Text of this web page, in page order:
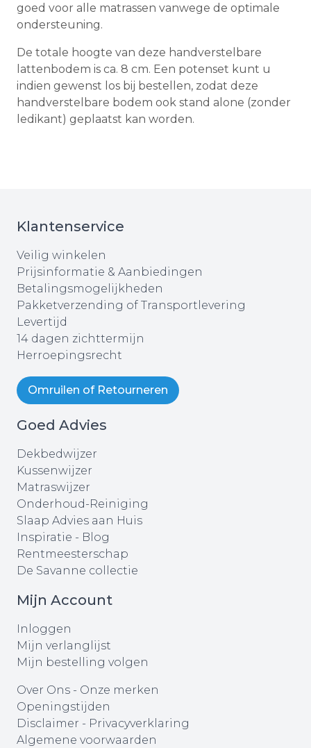
goed voor alle matrassen vanwege de optimale
ondersteuning.
De totale hoogte van deze handverstelbare
lattenbodem is ca. 8 cm. Een potenset kunt u
indien gewenst los bij bestellen, zodat deze
handverstelbare bodem ook stand alone (zonder
ledikant) geplaatst kan worden.
Klantenservice
Veilig winkelen
Prijsinformatie & Aanbiedingen
Betalingsmogelijkheden
Pakketverzending of Transportlevering
Levertijd
14 dagen zichttermijn
Herroepingsrecht
Omruilen of Retourneren
Goed Advies
Dekbedwijzer
Kussenwijzer
Matraswijzer
Onderhoud-Reiniging
Slaap Advies aan Huis
Inspiratie - Blog
Rentmeesterschap
De Savanne collectie
Mijn Account
Inloggen
Mijn verlanglijst
Mijn bestelling volgen
Over Ons - Onze merken
Openingstijden
Disclaimer - Privacyverklaring
Algemene voorwaarden